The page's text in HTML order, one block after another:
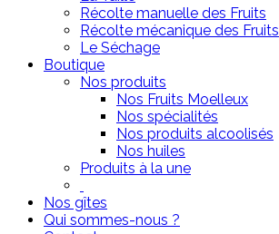
Récolte manuelle des Fruits
Récolte mécanique des Fruits
Le Séchage
Boutique
Nos produits
Nos Fruits Moelleux
Nos spécialités
Nos produits alcoolisés
Nos huiles
Produits à la une
Nos gîtes
Qui sommes-nous ?